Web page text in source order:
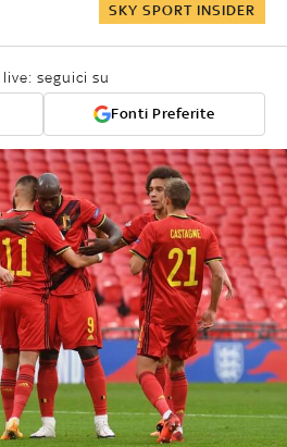
SKY SPORT INSIDER
seguici su
Fonti Preferite